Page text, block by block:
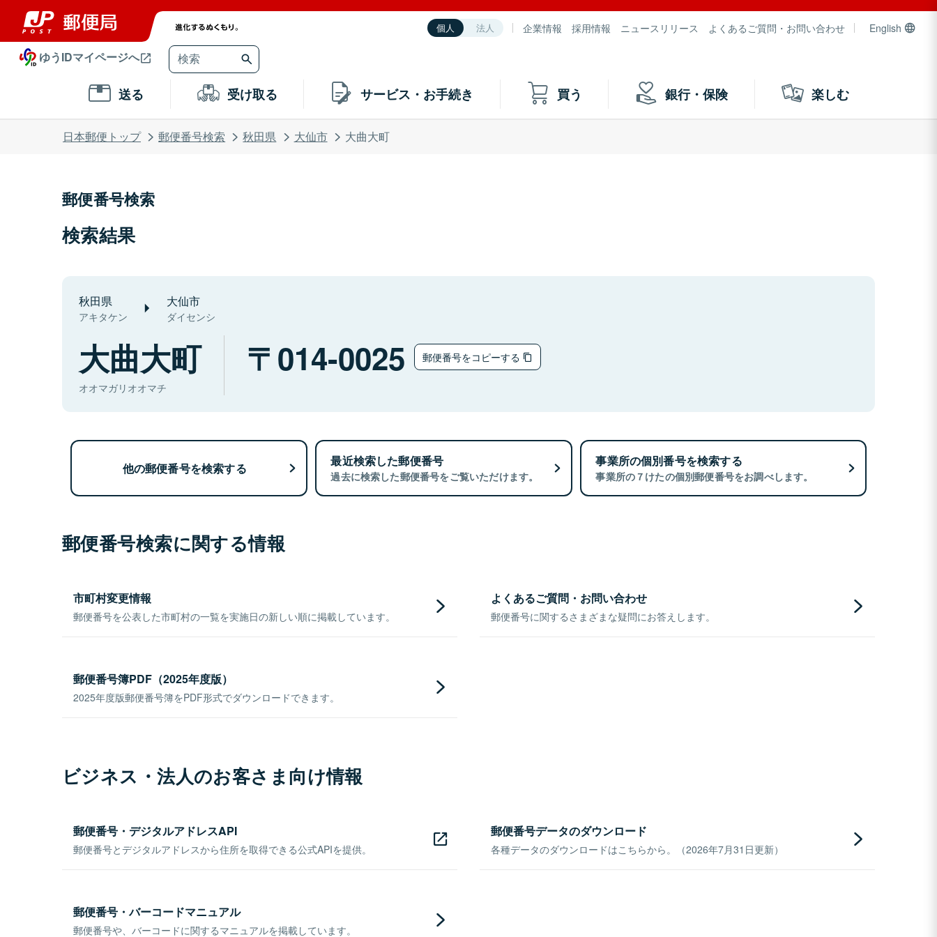
個人 法人 企業情報 採用情報 ニュースリリース よくあるご質問・お問い合わせ English
ゆうIDマイページへ
送る 受け取る サービス・お手続き 買う 銀行・保険 楽しむ
日本郵便トップ 郵便番号検索 秋田県 大仙市 大曲大町
郵便番号検索
検索結果
秋田県
アキタケン
大仙市
ダイセンシ
大曲大町
オオマガリオオマチ
014-0025 郵便番号をコピーする
他の郵便番号を検索する 最近検索した郵便番号
過去に検索した郵便番号をご覧いただけます。
事業所の個別番号を検索する
事業所の７けたの個別郵便番号をお調べします。
郵便番号検索に関する情報
市町村変更情報
郵便番号を公表した市町村の一覧を実施日の新しい順に掲載しています。
よくあるご質問・お問い合わせ
郵便番号に関するさまざまな疑問にお答えします。
郵便番号簿PDF（2025年度版）
2025年度版郵便番号簿をPDF形式でダウンロードできます。
ビジネス・法人のお客さま向け情報
郵便番号・デジタルアドレスAPI
郵便番号とデジタルアドレスから住所を取得できる公式APIを提供。
郵便番号データのダウンロード
各種データのダウンロードはこちらから。（2026年7月31日更新）
郵便番号・バーコードマニュアル
郵便番号や、バーコードに関するマニュアルを掲載しています。